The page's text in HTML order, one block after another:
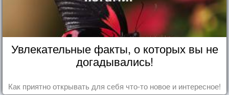
Увлекательные факты, о которых вы не
догадывались!
Как приятно открывать для себя что-то новое и интересное!